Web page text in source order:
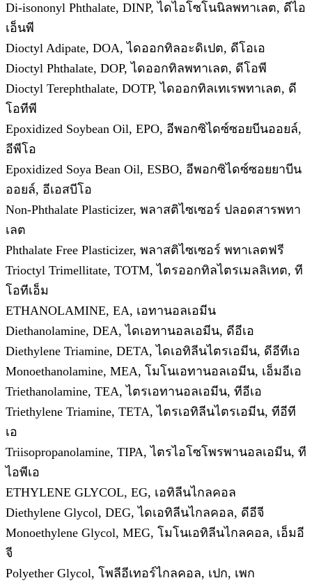
Di-isononyl Phthalate, DINP, ไดไอโซโนนิลพทาเลต, ดีไอ
เอ็นพี
Dioctyl Adipate, DOA, ไดออกทิลอะดิเปต, ดีโอเอ
Dioctyl Phthalate, DOP, ไดออกทิลพทาเลต, ดีโอพี
Dioctyl Terephthalate, DOTP, ไดออกทิลเทเรพทาเลต, ดี
โอทีพี
Epoxidized Soybean Oil, EPO, อีพอกซิไดซ์ซอยบีนออยล์,
อีพีโอ
Epoxidized Soya Bean Oil, ESBO, อีพอกซิไดซ์ซอยยาบีน
ออยล์, อีเอสบีโอ
Non-Phthalate Plasticizer, พลาสติไซเซอร์ ปลอดสารพทา
เลต
Phthalate Free Plasticizer, พลาสติไซเซอร์ พทาเลตฟรี
Trioctyl Trimellitate, TOTM, ไตรออกทิลไตรเมลลิเทต, ที
โอทีเอ็ม
ETHANOLAMINE, EA, เอทานอลเอมีน
Diethanolamine, DEA, ไดเอทานอลเอมีน, ดีอีเอ
Diethylene Triamine, DETA, ไดเอทิลีนไตรเอมีน, ดีอีทีเอ
Monoethanolamine, MEA, โมโนเอทานอลเอมีน, เอ็มอีเอ
Triethanolamine, TEA, ไตรเอทานอลเอมีน, ทีอีเอ
Triethylene Triamine, TETA, ไตรเอทิลีนไตรเอมีน, ทีอีที
เอ
Triisopropanolamine, TIPA, ไตรไอโซโพรพานอลเอมีน, ที
ไอพีเอ
ETHYLENE GLYCOL, EG, เอทิลีนไกลคอล
Diethylene Glycol, DEG, ไดเอทิลีนไกลคอล, ดีอีจี
Monoethylene Glycol, MEG, โมโนเอทิลีนไกลคอล, เอ็มอี
จี
Polyether Glycol, โพลีอีเทอร์ไกลคอล, เปก, เพก